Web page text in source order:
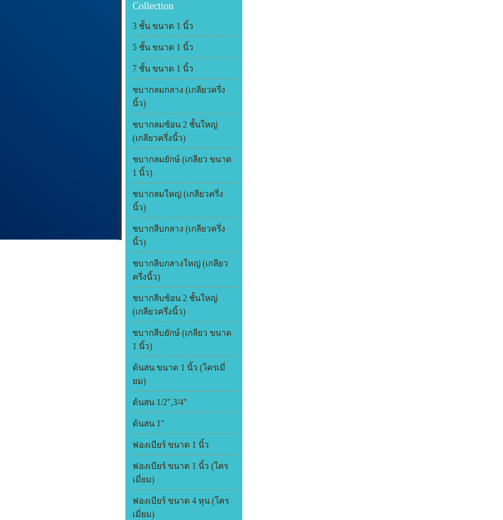
Collection
3 ชั้น ขนาด 1 นิ้ว
5 ชั้น ขนาด 1 นิ้ว
7 ชั้น ขนาด 1 นิ้ว
ชบากลมกลาง (เกลียวครึ่ง
นิ้ว)
ชบากลมซ้อน 2 ชั้นใหญ่
(เกลียวครึ่งนิ้ว)
ชบากลมยักษ์ (เกลียว ขนาด
1 นิ้ว)
ชบากลมใหญ่ (เกลียวครึ่ง
นิ้ว)
ชบากลีบกลาง (เกลียวครึ่ง
นิ้ว)
ชบากลีบกลางใหญ่ (เกลียว
ครึ่งนิ้ว)
ชบากลีบซ้อน 2 ชั้นใหญ่
(เกลียวครึ่งนิ้ว)
ชบากลีบยักษ์ (เกลียว ขนาด
1 นิ้ว)
ต้นสน ขนาด 1 นิ้ว (โครเมี่
ยม)
ต้นสน 1/2",3/4"
ต้นสน 1"
ฟองเบียร์ ขนาด 1 นิ้ว
ฟองเบียร์ ขนาด 1 นิ้ว (โคร
เมี่ยม)
ฟองเบียร์ ขนาด 4 หุน (โคร
เมี่ยม)